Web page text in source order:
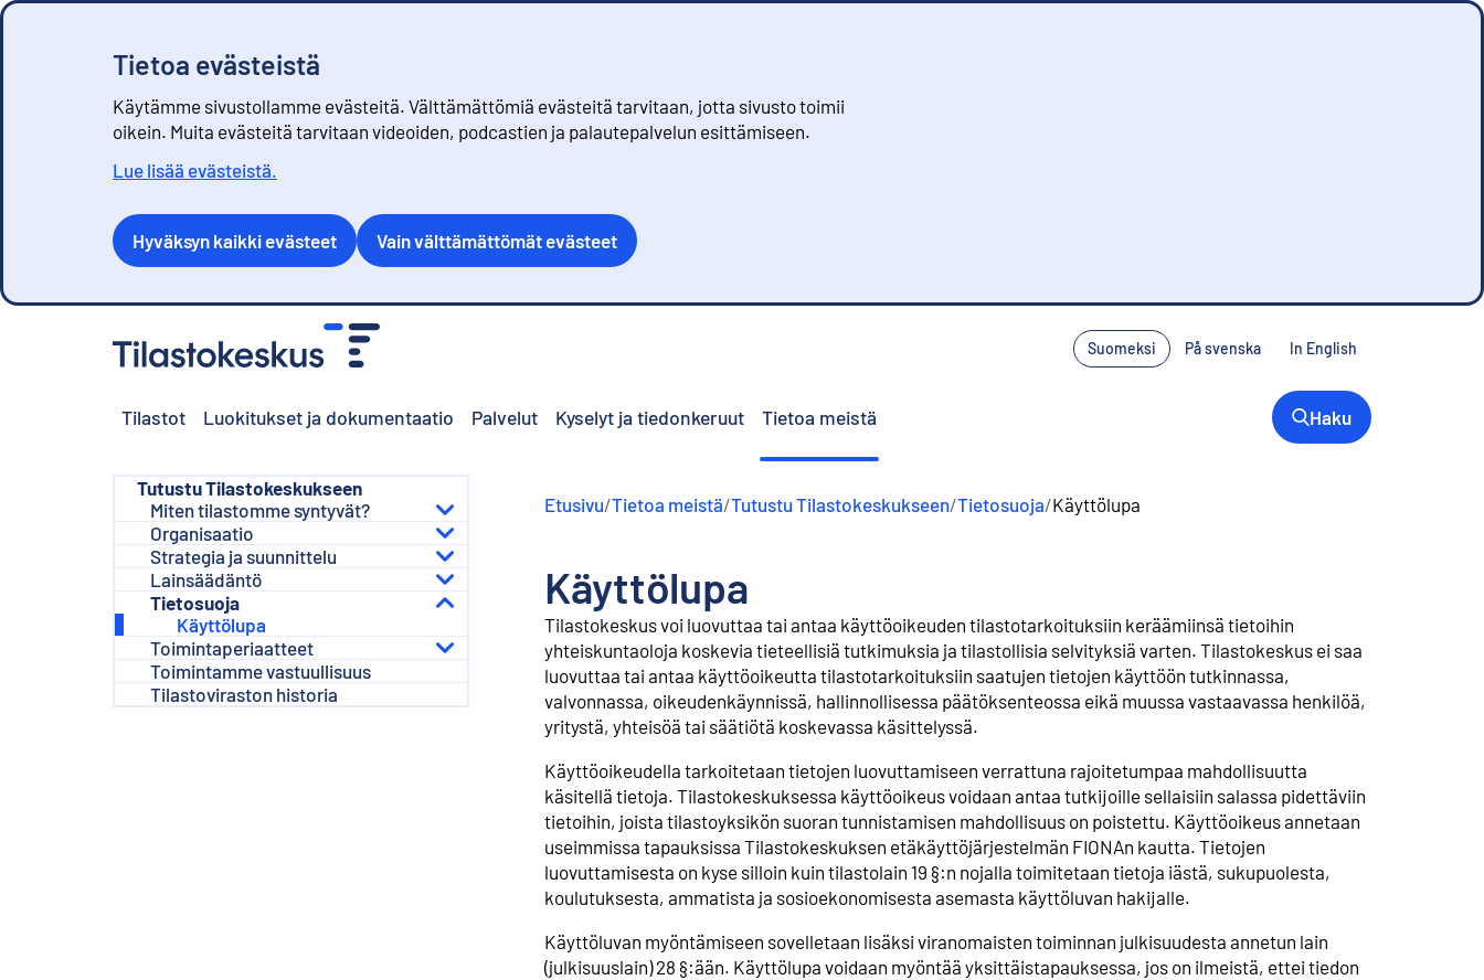
Tietoa evästeistä
Käytämme sivustollamme evästeitä. Välttämättömiä evästeitä tarvitaan, jotta sivusto toimii
oikein. Muita evästeitä tarvitaan videoiden, podcastien ja palautepalvelun esittämiseen.
Lue lisää evästeistä.
Hyväksyn kaikki evästeet Vain välttämättömät evästeet
Suomeksi På svenska In English
Tilastot Luokitukset ja dokumentaatio Palvelut Kyselyt ja tiedonkeruut Tietoa meistä Haku
Tutustu Tilastokeskukseen
Miten tilastomme syntyvät?
Organisaatio
Strategia ja suunnittelu
Lainsäädäntö
Tietosuoja
Käyttölupa
Toimintaperiaatteet
Toimintamme vastuullisuus
Tilastoviraston historia
Etusivu/Tietoa meistä/Tutustu Tilastokeskukseen/Tietosuoja/Käyttölupa
Käyttölupa
Tilastokeskus voi luovuttaa tai antaa käyttöoikeuden tilastotarkoituksiin keräämiinsä tietoihin
yhteiskuntaoloja koskevia tieteellisiä tutkimuksia ja tilastollisia selvityksiä varten. Tilastokeskus ei saa
luovuttaa tai antaa käyttöoikeutta tilastotarkoituksiin saatujen tietojen käyttöön tutkinnassa,
valvonnassa, oikeudenkäynnissä, hallinnollisessa päätöksenteossa eikä muussa vastaavassa henkilöä,
yritystä, yhteisöä tai säätiötä koskevassa käsittelyssä.
Käyttöoikeudella tarkoitetaan tietojen luovuttamiseen verrattuna rajoitetumpaa mahdollisuutta
käsitellä tietoja. Tilastokeskuksessa käyttöoikeus voidaan antaa tutkijoille sellaisiin salassa pidettäviin
tietoihin, joista tilastoyksikön suoran tunnistamisen mahdollisuus on poistettu. Käyttöoikeus annetaan
useimmissa tapauksissa Tilastokeskuksen etäkäyttöjärjestelmän FIONAn kautta. Tietojen
luovuttamisesta on kyse silloin kuin tilastolain 19 §:n nojalla toimitetaan tietoja iästä, sukupuolesta,
koulutuksesta, ammatista ja sosioekonomisesta asemasta käyttöluvan hakijalle.
Käyttöluvan myöntämiseen sovelletaan lisäksi viranomaisten toiminnan julkisuudesta annetun lain
(julkisuuslain) 28 §:ään. Käyttölupa voidaan myöntää yksittäistapauksessa, jos on ilmeistä, ettei tiedon